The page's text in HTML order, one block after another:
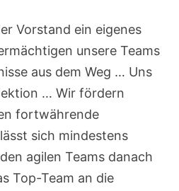
Vorstand ein eigenes
unsere Teams
aus dem Weg … Uns
… Wir fördern
fortwährende
sich mindestens
agilen Teams danach
Top-Team an die